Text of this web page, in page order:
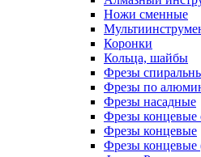
Ножи сменные
Коронки
Кольца, шайбы
Фрезы
Фрезы по
Фрезы насадные
Фрезы
Фрезы концевые
Фрезы